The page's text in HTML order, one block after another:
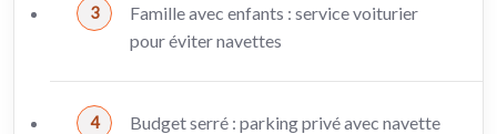
Famille avec enfants : service voiturier
pour éviter navettes
Budget serré : parking privé avec navette